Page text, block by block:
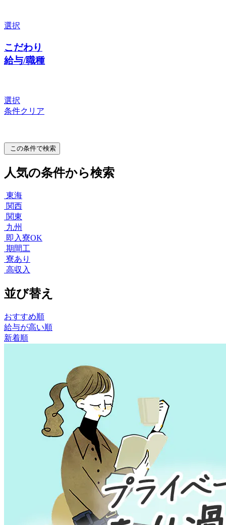
選択
こだわり
給与/職種
選択
条件クリア
この条件で検索
人気の条件から検索
東海
関西
関東
九州
即入寮OK
期間工
寮あり
高収入
並び替え
おすすめ順
給与が高い順
新着順